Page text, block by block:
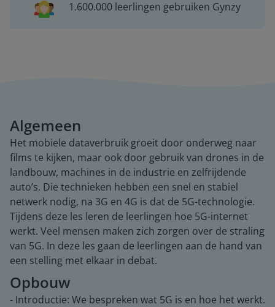
1.600.000 leerlingen gebruiken Gynzy
Algemeen
Het mobiele dataverbruik groeit door onderweg naar
films te kijken, maar ook door gebruik van drones in de
landbouw, machines in de industrie en zelfrijdende
auto’s. Die technieken hebben een snel en stabiel
netwerk nodig, na 3G en 4G is dat de 5G-technologie.
Tijdens deze les leren de leerlingen hoe 5G-internet
werkt. Veel mensen maken zich zorgen over de straling
van 5G. In deze les gaan de leerlingen aan de hand van
een stelling met elkaar in debat.
Opbouw
- Introductie: We bespreken wat 5G is en hoe het werkt.